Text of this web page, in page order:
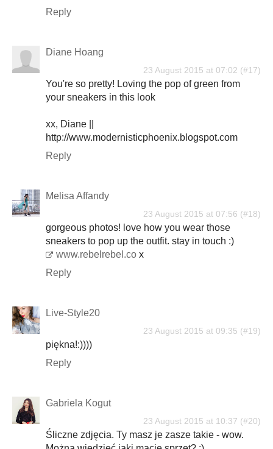
Reply
Diane Hoang
23 August 2015 at 07:02
You're so pretty! Loving the pop of green from
your sneakers in this look
xx, Diane ||
http://www.modernisticphoenix.blogspot.com
Reply
Melisa Affandy
23 August 2015 at 07:56
gorgeous photos! love how you wear those
sneakers to pop up the outfit. stay in touch :)
www.rebelrebel.co x
Reply
Live-Style20
23 August 2015 at 09:35
piękna!:))))
Reply
Gabriela Kogut
23 August 2015 at 10:37
Śliczne zdjęcia. Ty masz je zasze takie - wow.